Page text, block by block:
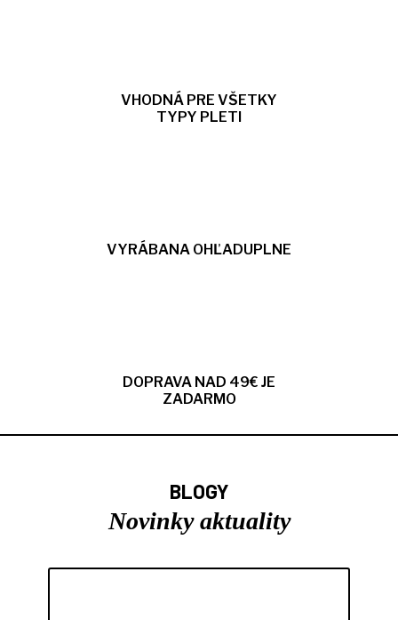
VHODNÁ PRE VŠETKY
TYPY PLETI
VYRÁBANA OHĽADUPLNE
DOPRAVA NAD 49€ JE
ZADARMO
BLOGY
Novinky aktuality